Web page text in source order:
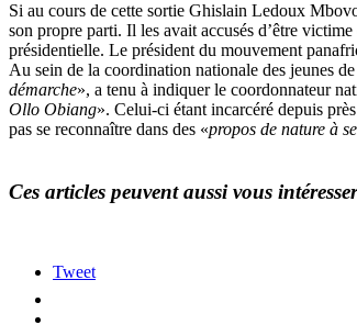
Si au cours de cette sortie Ghislain Ledoux
son propre parti. Il les avait accusés d’être victime
présidentielle. Le président du mouvement
Au sein de la coordination nationale des jeunes
démarche», a tenu à indiquer le coordonnateur
Ollo Obiang». Celui-ci étant incarcéré depuis
pas se reconnaître dans des «propos de nature à
Ces articles peuvent aussi vous intéresser
Tweet